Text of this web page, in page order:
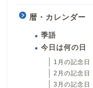
暦・カレンダー
季語
今日は何の日
1月の記念日
2月の記念日
3月の記念日